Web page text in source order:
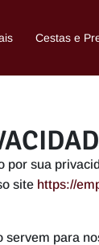
Cestas e
sua
site https://
para